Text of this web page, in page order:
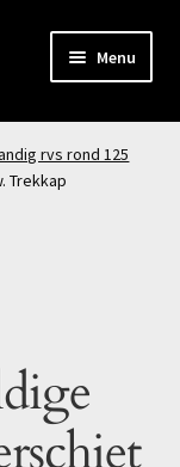
Menu
rvs rond 125
Trekkap